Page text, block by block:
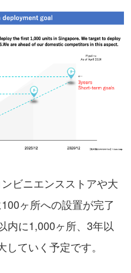
ビニエンスストアや大
ヶ所への設置が完了
内に1,000ヶ所、3年以
ていく予定です。